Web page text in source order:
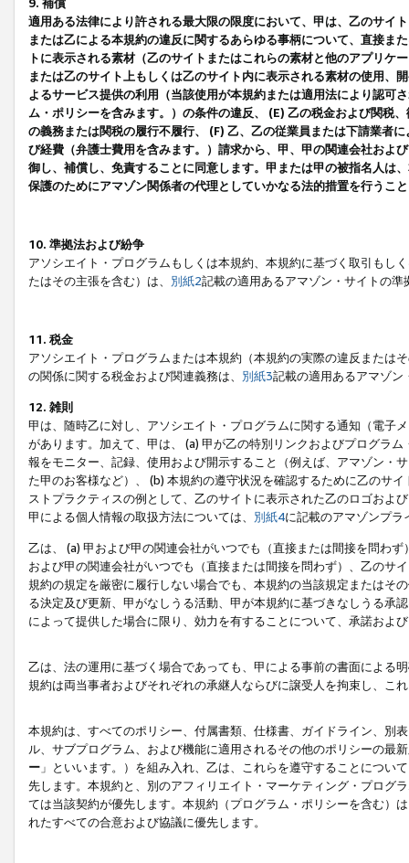
9. 補償
適用ある法律により許される最大限の限度において、甲は、乙のサイ
または乙による本規約の違反に関するあらゆる事柄について、直接ま
トに表示される素材（乙のサイトまたはこれらの素材と他のアプリ
または乙のサイト上もしくは乙のサイト内に表示される素材の使用、
よるサービス提供の利用（当該使用が本規約または適用法により認可
ム・ポリシーを含みます。）の条件の違反、 (E) 乙の税金および関税
の義務または関税の履行不履行、 (F) 乙、乙の従業員または下請業者
び経費（弁護士費用を含みます。）請求から、甲、甲の関連会社およ
御し、補償し、免責することに同意します。甲または甲の被指名人は
保護のためにアマゾン関係者の代理としていかなる法的措置を行うこ
10. 準拠法および紛争
アソシエイト・プログラムもしくは本規約、本規約に基づく取引もし
たはその主張を含む）は、 別紙2記載の適用あるアマゾン・サイトの
11. 税金
アソシエイト・プログラムまたは本規約（本規約の実際の違反または
の関係に関する税金および関連義務は、 別紙3記載の適用あるアマゾン
12. 雑則
甲は、随時乙に対し、アソシエイト・プログラムに関する通知（電子
があります。加えて、甲は、 (a) 甲が乙の特別リンクおよびプログラ
報をモニター、記録、使用および開示すること（例えば、アマゾン・
た甲のお客様など）、 (b) 本規約の遵守状況を確認するために乙のサ
ストプラクティスの例として、乙のサイトに表示された乙のロゴおよ
甲による個人情報の取扱方法については、 別紙4に記載のアマゾンプ
乙は、 (a) 甲および甲の関連会社がいつでも（直接または間接を問わ
および甲の関連会社がいつでも（直接または間接を問わず）、乙のサ
規約の規定を厳密に履行しない場合でも、本規約の当該規定またはそ
る決定及び更新、甲がなしうる活動、甲が本規約に基づきなしうる承
によって提供した場合に限り、効力を有することについて、承諾およ
乙は、法の運用に基づく場合であっても、甲による事前の書面による
規約は両当事者およびそれぞれの承継人ならびに譲受人を拘束し、こ
本規約は、すべてのポリシー、付属書類、仕様書、ガイドライン、別
ル、サブプログラム、および機能に適用されるその他のポリシーの最
ー 」といいます。）を組み入れ、乙は、これらを遵守することにつ
先します。本規約と、別のアフィリエイト・マーケティング・プログ
ては当該契約が優先します。本規約（プログラム・ポリシーを含む）
れたすべての合意および協議に優先します。